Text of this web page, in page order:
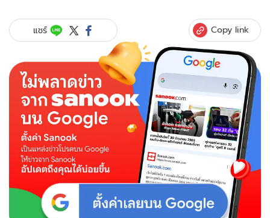
เปิด
ตัว
ครั้ง
แรก
เป็น
หนุ่ม
เรียน
นอก
แชร์ Copy link